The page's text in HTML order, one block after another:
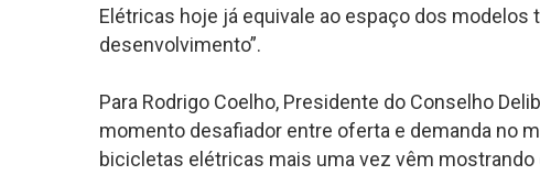
Elétricas hoje já equivale ao espaço dos modelos
desenvolvimento”.
Para Rodrigo Coelho, Presidente do Conselho
momento desafiador entre oferta e demanda no
bicicletas elétricas mais uma vez vêm